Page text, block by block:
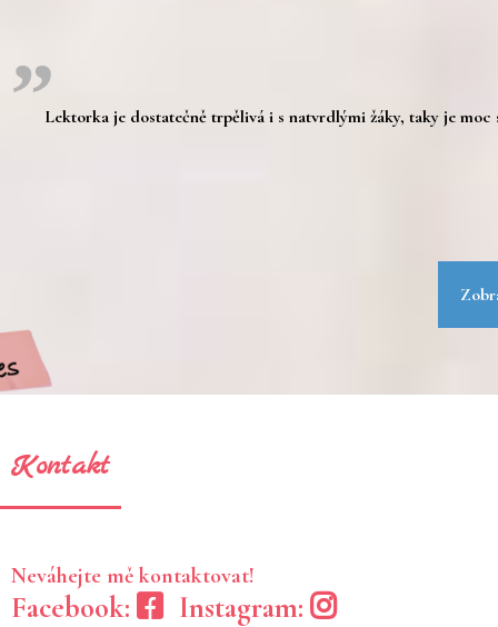
„
Lektorka je dostatečně trpělivá i s natvrdlými žáky, taky je
Kurzy francouzštiny slečny Švarcové navštěvuji již druhým
osobnimi zkušenostmi jsem dostala kontakt na milou slečnu,
metodu výuky - konverzace, gramatika, slovní zásoba,..; dále
„
Kontakt
Neváhejte mě kontaktovat!
Facebook: Instagram: